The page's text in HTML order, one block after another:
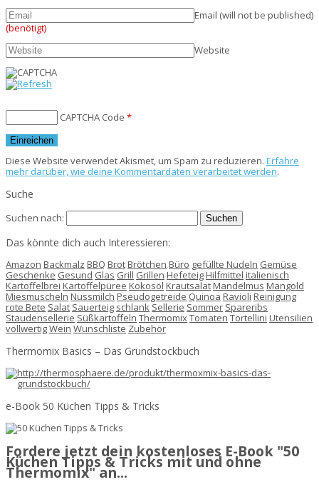
Email (will not be published)
(benötigt)
Website
CAPTCHA Code *
Diese Website verwendet Akismet, um Spam zu reduzieren. Erfahre
mehr darüber, wie deine Kommentardaten verarbeitet werden.
Suche
Suchen nach:
Das könnte dich auch Interessieren:
Amazon Backmalz BBQ BrotBrötchen Büro gefüllte Nudeln Gemüse
Geschenke Gesund Glas Grill Grillen HefeteigHilfmittel italienisch
Kartoffelbrei Kartoffelpüree Kokosöl KrautsalatMandelmus Mangold
Miesmuscheln Nussmilch Pseudogetreide Quinoa Ravioli Reinigung
rote Bete Salat Sauerteig schlank Sellerie Sommer Spareribs
Staudensellerie Süßkartoffeln ThermomixTomaten Tortellini Utensilien
vollwertigWein Wunschliste Zubehör
Thermomix Basics – Das Grundstockbuch
e-Book 50 Küchen Tipps & Tricks
Fordere jetzt dein kostenloses E-Book "50
Küchen Tipps & Tricks mit und ohne
Thermomix" an...